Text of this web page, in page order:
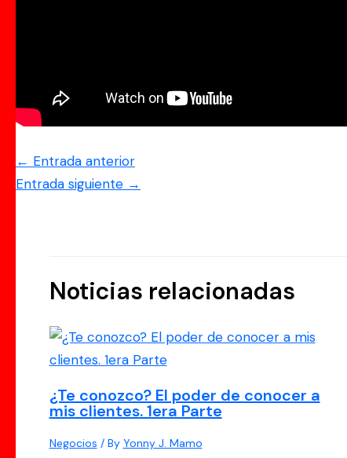
← Entrada anterior
Entrada siguiente →
Noticias relacionadas
¿Te conozco? El poder de conocer a
mis clientes. 1era Parte
Negocios / By Yonny J. Mamo